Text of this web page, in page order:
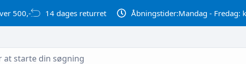
500,- 14 dages returret Åbningstider:Mandag - Fredag: